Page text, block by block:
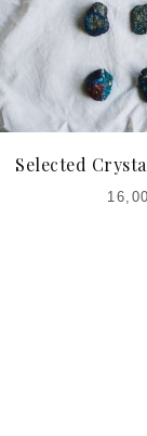
Selected
16,00